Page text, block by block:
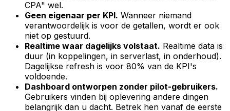
CPA" wel.
Geen eigenaar per KPI. Wanneer niemand
verantwoordelijk is voor de getallen, wordt er ook
niet op gestuurd.
Realtime waar dagelijks volstaat. Realtime data is
duur (in koppelingen, in serverlast, in onderhoud).
Dagelijkse refresh is voor 80% van de KPI's
voldoende.
Dashboard ontworpen zonder pilot-gebruikers.
Gebruikers vinden bij oplevering andere dingen
belangrijk dan u dacht. Betrek hen vanaf de eerste